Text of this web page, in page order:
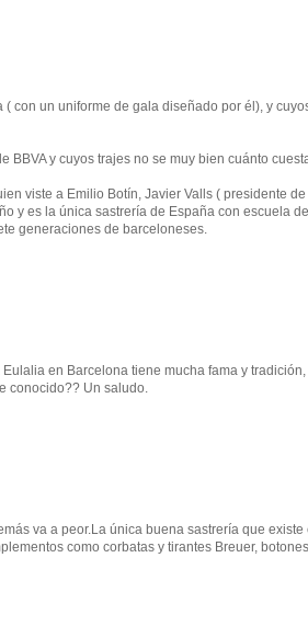
con un uniforme de gala diseñado por él), y
BBVA y cuyos trajes no se muy bien cuánto
viste a Emilio Botín, Javier Valls ( presidente de
y es la única sastrería de España con escuela de
generaciones de barceloneses.
en Barcelona tiene mucha fama y tradición,
conocido?? Un saludo.
va a peor.La única buena sastrería que existe
como corbatas y tirantes Breuer,